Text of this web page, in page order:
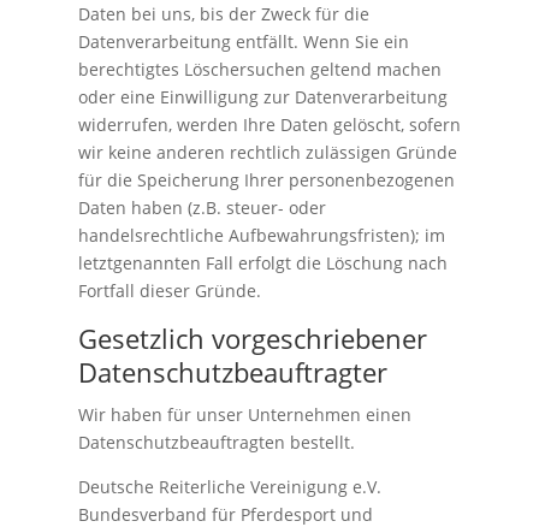
Daten bei uns, bis der Zweck für die
Datenverarbeitung entfällt. Wenn Sie ein
berechtigtes Löschersuchen geltend machen
oder eine Einwilligung zur Datenverarbeitung
widerrufen, werden Ihre Daten gelöscht, sofern
wir keine anderen rechtlich zulässigen Gründe
für die Speicherung Ihrer personenbezogenen
Daten haben (z.B. steuer- oder
handelsrechtliche Aufbewahrungsfristen); im
letztgenannten Fall erfolgt die Löschung nach
Fortfall dieser Gründe.
Gesetzlich vorgeschriebener
Datenschutzbeauftragter
Wir haben für unser Unternehmen einen
Datenschutzbeauftragten bestellt.
Deutsche Reiterliche Vereinigung e.V.
Bundesverband für Pferdesport und